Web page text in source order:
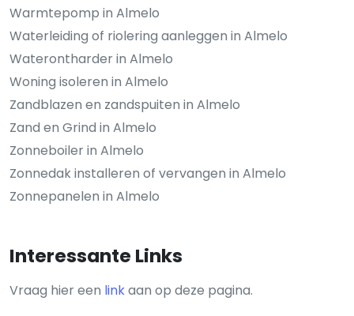
Warmtepomp in Almelo
Waterleiding of riolering aanleggen in Almelo
Waterontharder in Almelo
Woning isoleren in Almelo
Zandblazen en zandspuiten in Almelo
Zand en Grind in Almelo
Zonneboiler in Almelo
Zonnedak installeren of vervangen in Almelo
Zonnepanelen in Almelo
Interessante Links
Vraag hier een linkaan op deze pagina.